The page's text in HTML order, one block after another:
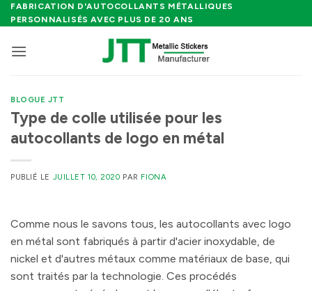
Passer
au
FABRICATION D'AUTOCOLLANTS MÉTALLIQUES
PERSONNALISÉS AVEC PLUS DE 20 ANS
BLOGUE JTT
Type de colle utilisée pour les
autocollants de logo en métal
PUBLIÉ LE JUILLET 10, 2020 PAR FIONA
Comme nous le savons tous, les autocollants avec logo
en métal sont fabriqués à partir d'acier inoxydable, de
nickel et d'autres métaux comme matériaux de base, qui
sont traités par la technologie. Ces procédés